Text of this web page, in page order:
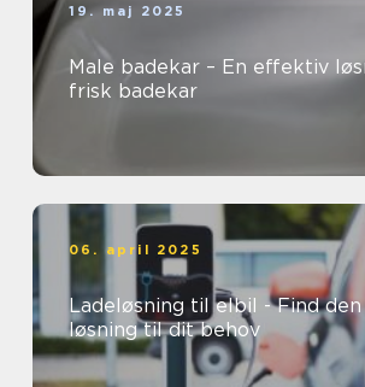
19. maj 2025
Male badekar – En effektiv
frisk badekar
06. april 2025
Ladeløsning til elbil - Find
løsning til dit behov